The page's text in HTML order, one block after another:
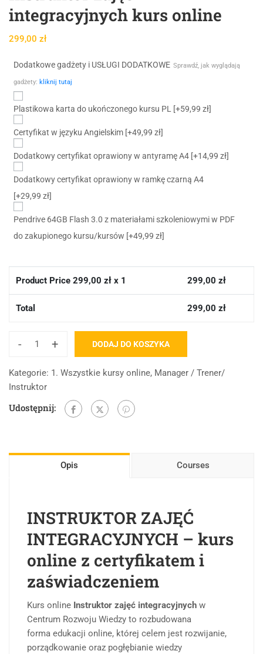
integracyjnych kurs online
299,00 zł
Dodatkowe gadżety i USŁUGI DODATKOWE Sprawdź, jak wyglądają
gadżety: kliknij tutaj
Plastikowa karta do ukończonego kursu PL [+59,99 zł]
Certyfikat w języku Angielskim [+49,99 zł]
Dodatkowy certyfikat oprawiony w antyramę A4 [+14,99 zł]
Dodatkowy certyfikat oprawiony w ramkę czarną A4
[+29,99 zł]
Pendrive 64GB Flash 3.0 z materiałami szkoleniowymi w PDF
do zakupionego kursu/kursów [+49,99 zł]
Product Price299,00 zł x 1 299,00 zł
Total 299,00 zł
- + DODAJ DO KOSZYKA
Kategorie: 1. Wszystkie kursy online, Manager / Trener/
Instruktor
Udostępnij:
Opis Courses
INSTRUKTOR ZAJĘĆ
INTEGRACYJNYCH – kurs
online z certyfikatem i
zaświadczeniem
Kurs online Instruktor zajęć integracyjnych w
Centrum Rozwoju Wiedzy to rozbudowana
forma edukacji online, której celem jest rozwijanie,
porządkowanie oraz pogłębianie wiedzy